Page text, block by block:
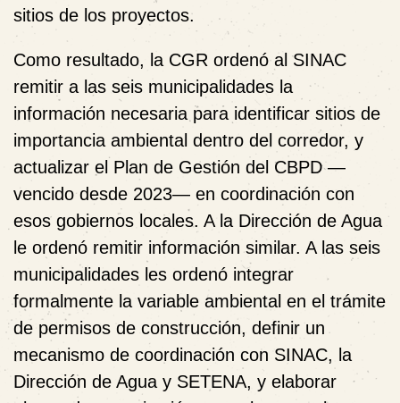
sitios de los proyectos.
Como resultado, la CGR ordenó al SINAC
remitir a las seis municipalidades la
información necesaria para identificar sitios de
importancia ambiental dentro del corredor, y
actualizar el Plan de Gestión del CBPD —
vencido desde 2023— en coordinación con
esos gobiernos locales. A la Dirección de Agua
le ordenó remitir información similar. A las seis
municipalidades les ordenó integrar
formalmente la variable ambiental en el trámite
de permisos de construcción, definir un
mecanismo de coordinación con SINAC, la
Dirección de Agua y SETENA, y elaborar